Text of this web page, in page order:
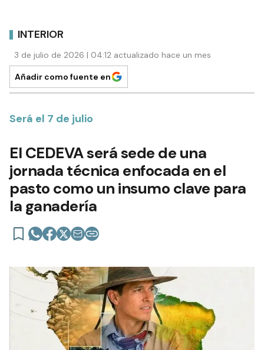
INTERIOR
3 de julio de 2026 | 04:12 actualizado hace un mes
Añadir como fuente en
Será el 7 de julio
El CEDEVA será sede de una
jornada técnica enfocada en el
pasto como un insumo clave para
la ganadería